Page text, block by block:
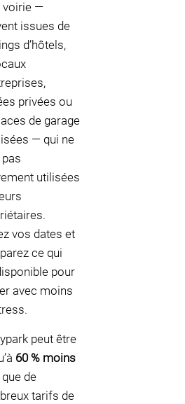
voirie —
issues de
d’hôtels,
privées ou
de garage
— qui ne
utilisées
vos dates et
ce qui
pour
avec moins
peut être
60 % moins
que de
tarifs de